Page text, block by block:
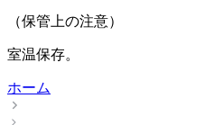
（保管上の注意）
室温保存。
ホーム